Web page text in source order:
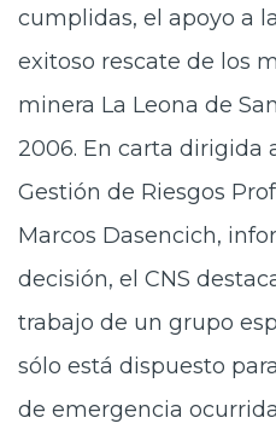
cumplidas, el apoyo a
exitoso rescate de los
minera La Leona de
2006. En carta dirigida
Gestión de Riesgos
Marcos Dasencich,
decisión, el CNS
trabajo de un grupo
sólo está dispuesto
de emergencia